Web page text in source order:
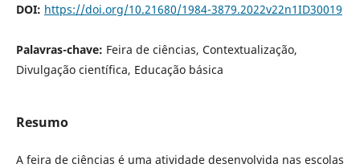
DOI: https://doi.org/10.21680/1984-3879.2022v22n1ID30019
Palavras-chave: Feira de ciências, Contextualização,
Divulgação científica, Educação básica
Resumo
A feira de ciências é uma atividade desenvolvida nas escolas